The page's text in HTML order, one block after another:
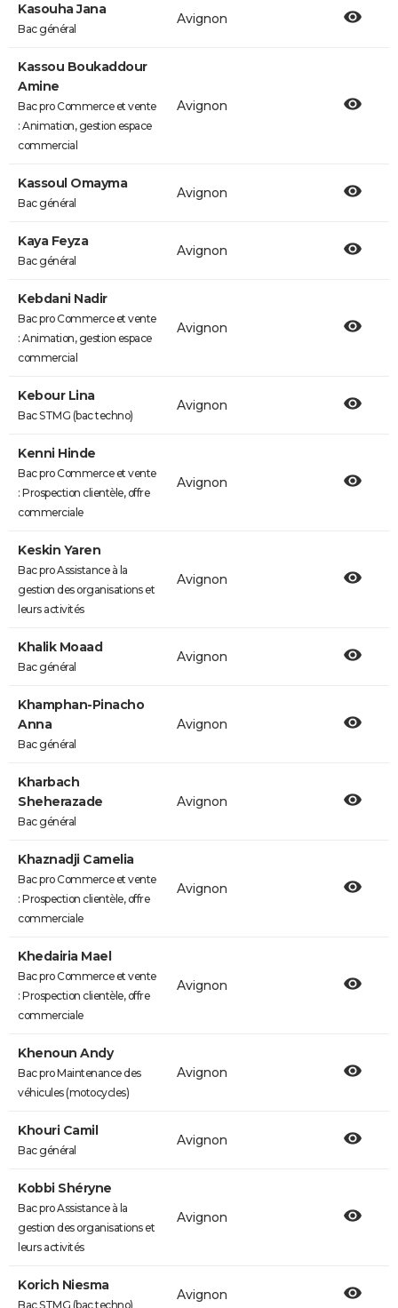
Kasouha Jana
Bac général
Avignon
Kassou Boukaddour
Amine
Bac pro Commerce et vente
: Animation, gestion espace
commercial
Avignon
Kassoul Omayma
Bac général
Avignon
Kaya Feyza
Bac général
Avignon
Kebdani Nadir
Bac pro Commerce et vente
: Animation, gestion espace
commercial
Avignon
Kebour Lina
Bac STMG (bac techno)
Avignon
Kenni Hinde
Bac pro Commerce et vente
: Prospection clientèle, offre
commerciale
Avignon
Keskin Yaren
Bac pro Assistance à la
gestion des organisations et
leurs activités
Avignon
Khalik Moaad
Bac général
Avignon
Khamphan-Pinacho
Anna
Bac général
Avignon
Kharbach
Sheherazade
Bac général
Avignon
Khaznadji Camelia
Bac pro Commerce et vente
: Prospection clientèle, offre
commerciale
Avignon
Khedairia Mael
Bac pro Commerce et vente
: Prospection clientèle, offre
commerciale
Avignon
Khenoun Andy
Bac pro Maintenance des
véhicules (motocycles)
Avignon
Khouri Camil
Bac général
Avignon
Kobbi Shéryne
Bac pro Assistance à la
gestion des organisations et
leurs activités
Avignon
Korich Niesma
Bac STMG (bac techno)
Avignon